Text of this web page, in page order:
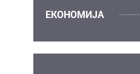
ЕКОНОМИЈА